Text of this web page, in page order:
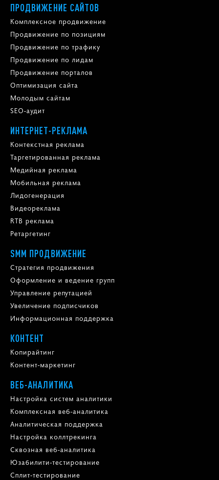
ПРОДВИЖЕНИЕ САЙТОВ
Комплексное продвижение
Продвижение по позициям
Продвижение по трафику
Продвижение по лидам
Продвижение порталов
Оптимизация сайта
Молодым сайтам
SEO-аудит
ИНТЕРНЕТ-РЕКЛАМА
Контекстная реклама
Таргетированная реклама
Медийная реклама
Мобильная реклама
Лидогенерация
Видеореклама
RTB реклама
Ретаргетинг
SMM ПРОДВИЖЕНИЕ
Стратегия продвижения
Оформление и ведение групп
Управление репутацией
Увеличение подписчиков
Информационная поддержка
КОНТЕНТ
Копирайтинг
Контент-маркетинг
ВЕБ-АНАЛИТИКА
Настройка систем аналитики
Комплексная веб-аналитика
Аналитическая поддержка
Настройка коллтрекинга
Сквозная веб-аналитика
Юзабилити-тестирование
Сплит-тестирование